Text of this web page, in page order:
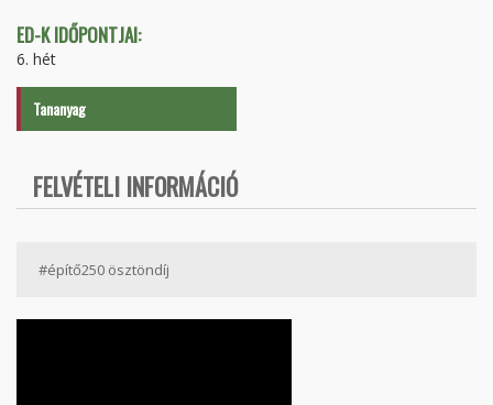
ED-K IDŐPONTJAI:
6. hét
Tananyag
FELVÉTELI INFORMÁCIÓ
#építő250 ösztöndíj